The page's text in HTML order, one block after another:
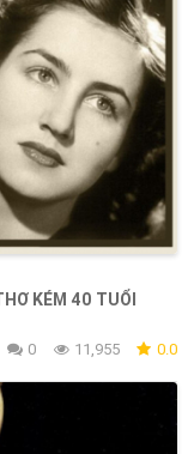
KÉM 40 TUỔI
0 11,955 0.0